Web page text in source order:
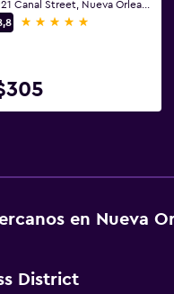
5 estrellas
en Nueva
District